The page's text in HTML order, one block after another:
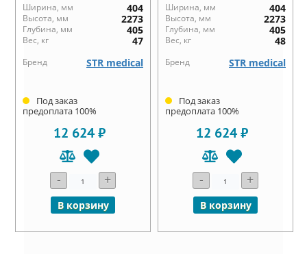
Ширина, мм 404
Высота, мм 2273
Глубина, мм 405
Вес, кг 47
Бренд STR medical
Под заказ
предоплата 100%
12 624 ₽
- +
В корзину
Ширина, мм 404
Высота, мм 2273
Глубина, мм 405
Вес, кг 48
Бренд STR medical
Под заказ
предоплата 100%
12 624 ₽
- +
В корзину